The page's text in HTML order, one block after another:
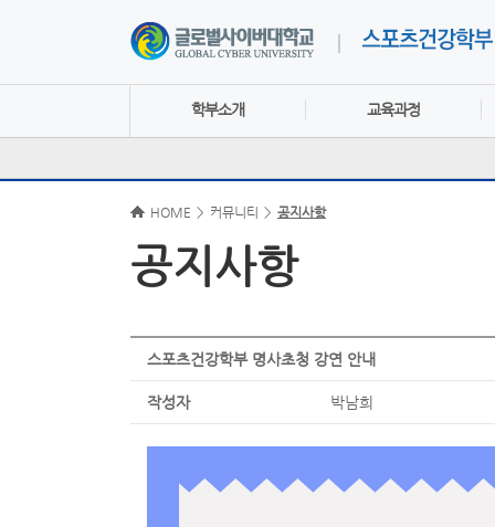
학부소개 교육과정
HOME > 커뮤니티 > 공지사항
공지사항
스포츠건강학부 명사초청 강연 안내
작성자 박남희